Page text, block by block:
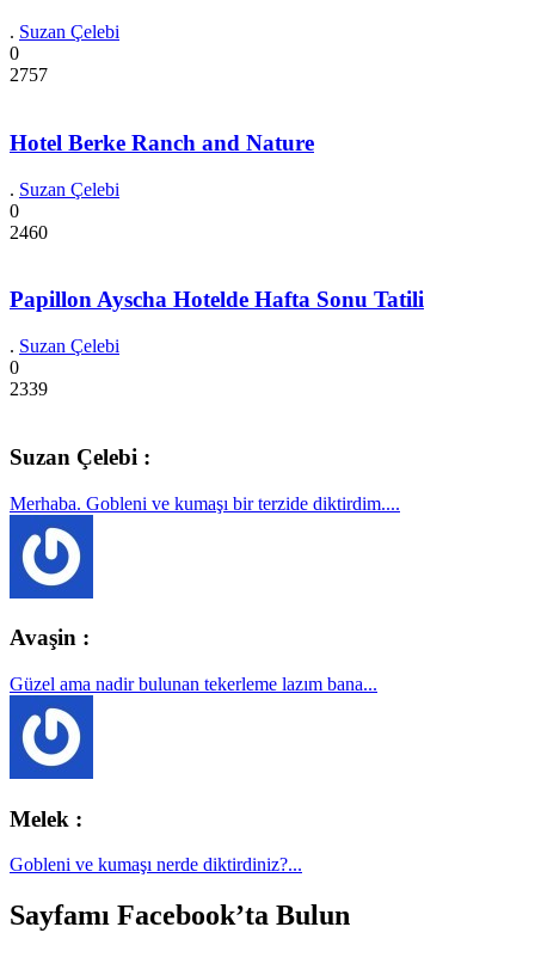
. Suzan Çelebi
0
2757
Hotel Berke Ranch and Nature
. Suzan Çelebi
0
2460
Papillon Ayscha Hotelde Hafta Sonu Tatili
. Suzan Çelebi
0
2339
Suzan Çelebi :
Merhaba. Gobleni ve kumaşı bir terzide diktirdim....
Avaşin :
Güzel ama nadir bulunan tekerleme lazım bana...
Melek :
Gobleni ve kumaşı nerde diktirdiniz?...
Sayfamı Facebook’ta Bulun